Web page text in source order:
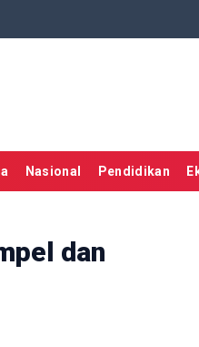
Nasional Pendidikan
dan